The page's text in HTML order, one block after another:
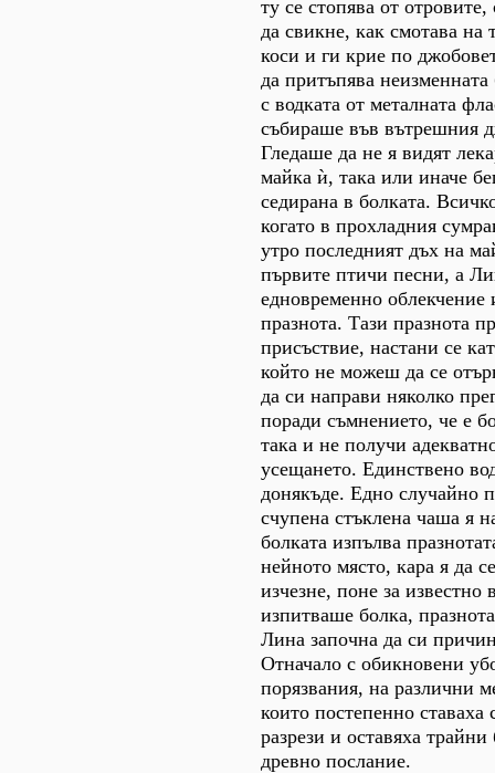
ту се стопява от
да свикне, как смотава на
коси и ги крие по
да притъпява
с водката от металната
събираше във вътрешния
Гледаше да не я видят
майка ѝ, така или иначе
седирана в болката.
когато в прохладния
утро последният дъх на
първите птичи песни, а
едновременно облекчение
празнота. Тази празнота
присъствие, настани се
който не можеш да се
да си направи няколко
поради съмнението, че е
така и не получи
усещането. Единствено
донякъде. Едно случайно
счупена стъклена чаша я
болката изпълва
нейното място, кара я да
изчезне, поне за известно
изпитваше болка,
Лина започна да си
Отначало с обикновени
порязвания, на различни
които постепенно ставаха
разрези и оставяха
древно послание.